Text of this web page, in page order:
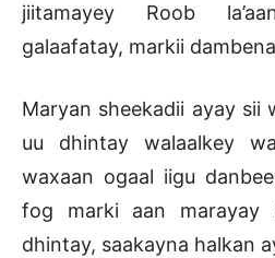
jiitamayey Roob
galaafatay, markii
Maryan sheekadii ayay sii
uu dhintay walaalkey
waxaan ogaal iigu
fog marki aan marayay
dhintay, saakayna halkan